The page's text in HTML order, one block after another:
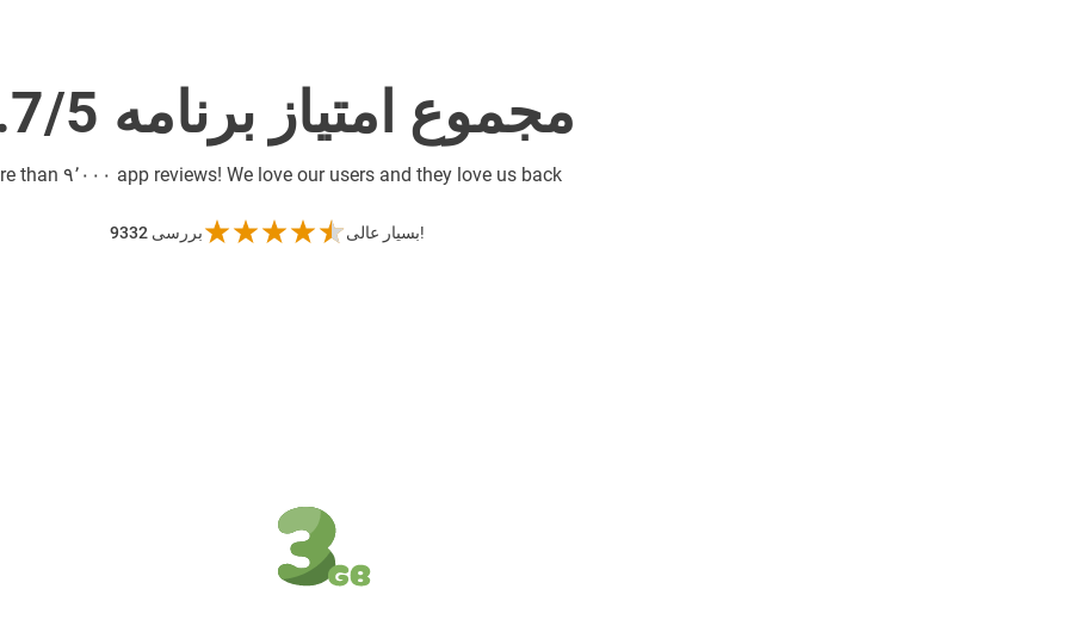
مجموع امتیاز برنامه 4.7/5
than ۹٬۰۰۰ app reviews! We love our users and they love us back
9332 بررسی بسیار عالی!